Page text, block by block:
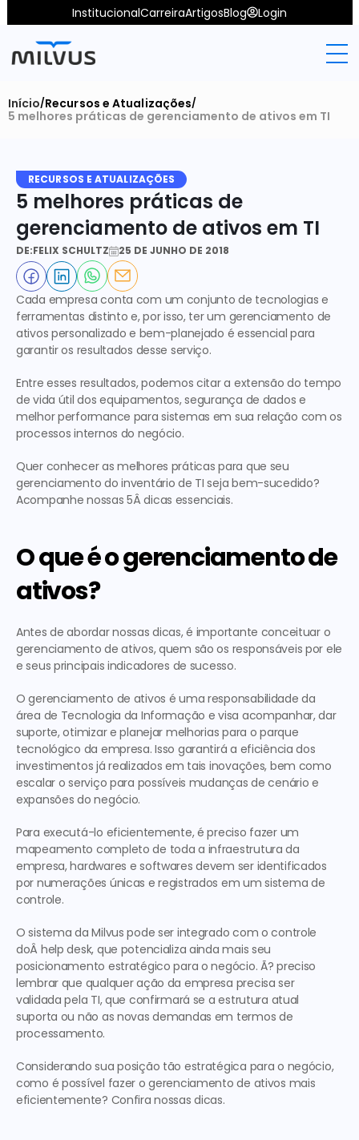
InstitucionalCarreiraArtigosBlog Login
Início/Recursos e Atualizações/
5 melhores práticas de gerenciamento de ativos em TI
RECURSOS E ATUALIZAÇÕES
5 melhores práticas de
gerenciamento de ativos em TI
DE:FELIX SCHULTZ 25 DE JUNHO DE 2018
Cada empresa conta com um conjunto de tecnologias e
ferramentas distinto e, por isso, ter um gerenciamento de
ativos personalizado e bem-planejado é essencial para
garantir os resultados desse serviço.
Entre esses resultados, podemos citar a extensão do tempo
de vida útil dos equipamentos, segurança de dados e
melhor performance para sistemas em sua relação com os
processos internos do negócio.
Quer conhecer as melhores práticas para que seu
gerenciamento do inventário de TI seja bem-sucedido?
Acompanhe nossas 5Â dicas essenciais.
O que é o gerenciamento de
ativos?
Antes de abordar nossas dicas, é importante conceituar o
gerenciamento de ativos, quem são os responsáveis por ele
e seus principais indicadores de sucesso.
O gerenciamento de ativos é uma responsabilidade da
área de Tecnologia da Informação e visa acompanhar, dar
suporte, otimizar e planejar melhorias para o parque
tecnológico da empresa. Isso garantirá a eficiência dos
investimentos já realizados em tais inovações, bem como
escalar o serviço para possíveis mudanças de cenário e
expansões do negócio.
Para executá-lo eficientemente, é preciso fazer um
mapeamento completo de toda a infraestrutura da
empresa, hardwares e softwares devem ser identificados
por numerações únicas e registrados em um sistema de
controle.
O sistema da Milvus pode ser integrado com o controle
doÂ help desk, que potencializa ainda mais seu
posicionamento estratégico para o negócio. Ã? preciso
lembrar que qualquer ação da empresa precisa ser
validada pela TI, que confirmará se a estrutura atual
suporta ou não as novas demandas em termos de
processamento.
Considerando sua posição tão estratégica para o negócio,
como é possível fazer o gerenciamento de ativos mais
eficientemente? Confira nossas dicas.